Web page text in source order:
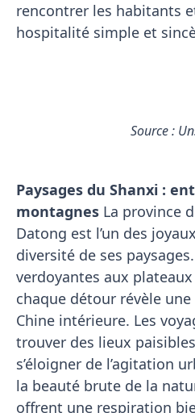
rencontrer les habitants
hospitalité simple et
Source :
Paysages du Shanxi :
montagnes La province
Datong est l’un des
diversité de ses
verdoyantes aux
chaque détour révèle
Chine intérieure. Les
trouver des lieux
s’éloigner de l’agitation
la beauté brute de la
offrent une respiration